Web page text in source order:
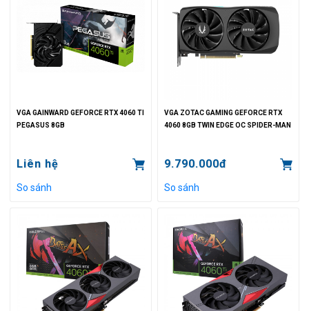
VGA GAINWARD GEFORCE RTX 4060 TI
PEGASUS 8GB
Liên hệ
So sánh
VGA ZOTAC GAMING GEFORCE RTX
4060 8GB TWIN EDGE OC SPIDER-MAN
9.790.000đ
So sánh